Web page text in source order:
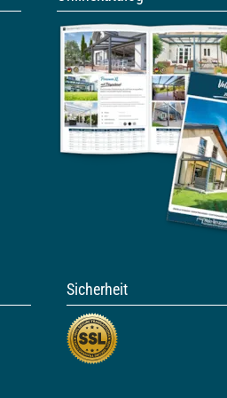
Sicherheit